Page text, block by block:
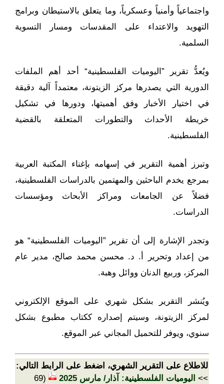
واجتماعياً وأمنياً وعسكرياً، وما يتعلق بالاستيطان وبرامج
التهويد والاعتداء على المقدسات ومسار التسوية
السلمية.
ويُعدُّ تقرير ”اليوميات الفلسطينية“ أحد أهم الملفات
الدورية التي يصدرها مركز الزيتونة، معتمداً آلية دقيقة
في اختيار الأخبار وفق أهميتها، ودورها في تشكيل
خريطة الأحداث والتطورات المتعلقة بالقضية
الفلسطينية.
وتبرز أهمية التقرير في إسهامه بإغناء المكتبة العربية
بمرجع يخدم الباحثين والمهتمين بالدراسات الفلسطينية،
فضلاً عن الجامعات ومراكز الأبحاث ومؤسسات
الدراسات.
وتجدر الإشارة إلى أن تقرير ”اليوميات الفلسطينية“ هو
من إعداد وتحرير أ. د. محسن محمد صالح، مدير عام
المركز، وربيع الدنان ووائل وهبة.
ويُنشر التقرير بشكل شهري على الموقع الإلكتروني
لمركز الزيتونة، وسيتم إصداره ككتاب مطبوع بشكل
سنوي، ويوفر للتحميل المجاني عبر الموقع.
للاطلاع على التقرير الشهري، اضغط على الرابط التالي:
>> اليوميات الفلسطينية: آذار/ مارس 2025
(69